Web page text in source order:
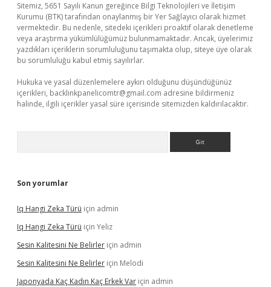
Sitemiz, 5651 Sayılı Kanun gereğince Bilgi Teknolojileri ve İletişim
Kurumu (BTK) tarafından onaylanmış bir Yer Sağlayıcı olarak hizmet
vermektedir. Bu nedenle, sitedeki içerikleri proaktif olarak denetleme
veya araştırma yükümlülüğümüz bulunmamaktadır. Ancak, üyelerimiz
yazdıkları içeriklerin sorumluluğunu taşımakta olup, siteye üye olarak
bu sorumluluğu kabul etmiş sayılırlar.
Hukuka ve yasal düzenlemelere aykırı olduğunu düşündüğünüz
içerikleri, backlinkpanelicomtr@gmail.com adresine bildirmeniz
halinde, ilgili içerikler yasal süre içerisinde sitemizden kaldırılacaktır.
Son yorumlar
Iq Hangi Zeka Türü için admin
Iq Hangi Zeka Türü için Yeliz
Sesin Kalitesini Ne Belirler için admin
Sesin Kalitesini Ne Belirler için Melodi
Japonyada Kaç Kadın Kaç Erkek Var için admin